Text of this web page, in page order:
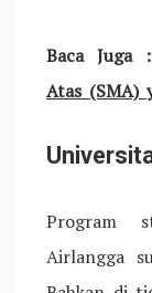
Baca Juga :
Atas (SMA)
Program
Airlangga